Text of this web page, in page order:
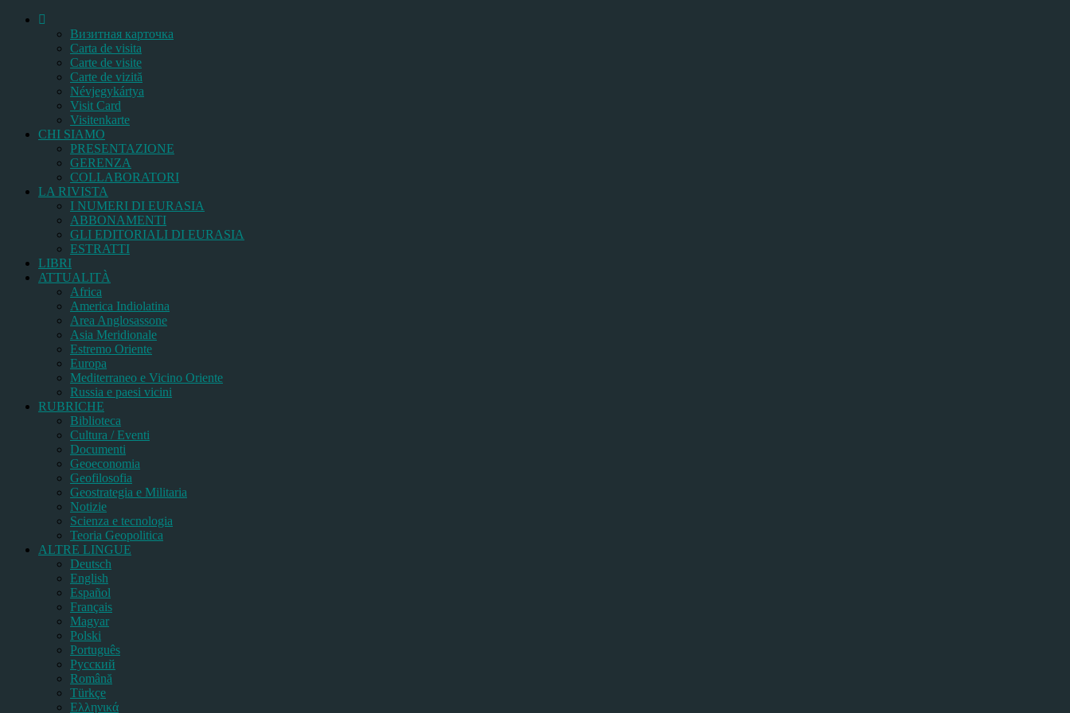
Bизитная карточка
Carta de visita
Carte de visite
Carte de vizită
Névjegykártya
Visit Card
Visitenkarte
CHI SIAMO
PRESENTAZIONE
GERENZA
COLLABORATORI
LA RIVISTA
I NUMERI DI EURASIA
ABBONAMENTI
GLI EDITORIALI DI EURASIA
ESTRATTI
LIBRI
ATTUALITÀ
Africa
America Indiolatina
Area Anglosassone
Asia Meridionale
Estremo Oriente
Europa
Mediterraneo e Vicino Oriente
Russia e paesi vicini
RUBRICHE
Biblioteca
Cultura / Eventi
Documenti
Geoeconomia
Geofilosofia
Geostrategia e Militaria
Notizie
Scienza e tecnologia
Teoria Geopolitica
ALTRE LINGUE
Deutsch
English
Español
Français
Magyar
Polski
Português
Pусский
Română
Türkçe
Ελληνικά